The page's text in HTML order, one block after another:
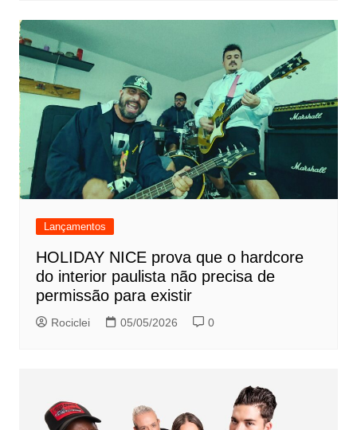
Lançamentos
HOLIDAY NICE prova que o hardcore
do interior paulista não precisa de
permissão para existir
Rociclei 05/05/2026 0